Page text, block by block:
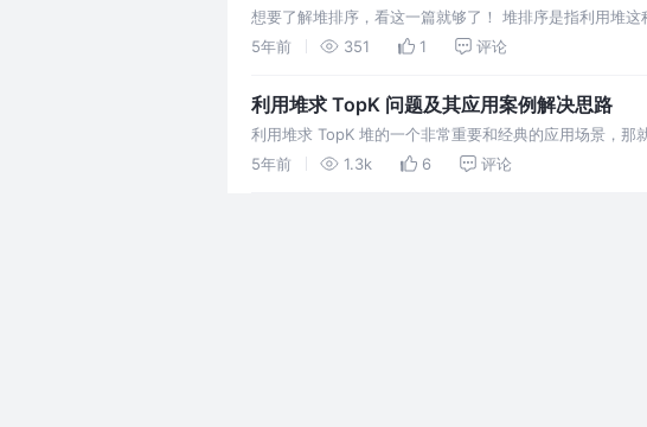
想要了解堆排序，看这一篇就够了！ 堆排序是指利用堆
足堆积的性质：即子结点的键值或索引总是小于（或者大
5年前 351 1 评论
利用堆求 TopK 问题及其应用案例解决思路
利用堆求 TopK 堆的一个非常重要和经典的应用场景，那
集合，另一类是针对动态数据集合。
5年前 1.3k 6 评论